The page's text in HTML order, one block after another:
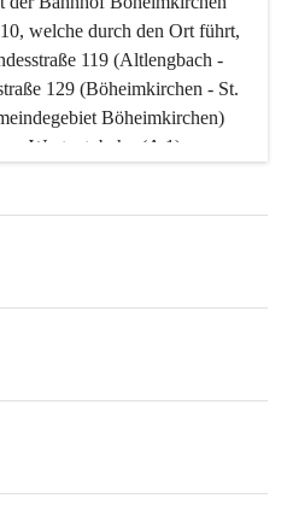
welche durch den Ort führt,
119 (Altlengbach -
129 (Böheimkirchen - St.
Böheimkirchen)
Westautobahn (A 1).
Wien sowie
Viele Bauernhöfe hatten
viele Wiener
Wegen des
viele Jagdpächter ihre
Sicht die bedeutendste
mit Wanderwegen durch
lädt dazu ein. Gefördert